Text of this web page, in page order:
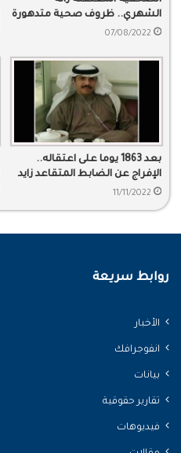
الشهري.. ظروف صحية متدهورة
07/08/2022
بعد 1863 يوما على اعتقاله..
الإفراج عن الضابط المتقاعد زايد
البناوي
11/11/2022
روابط سريعة
الأخبار
انفوجرافك
بيانات
تقارير حقوقية
فيديوهات